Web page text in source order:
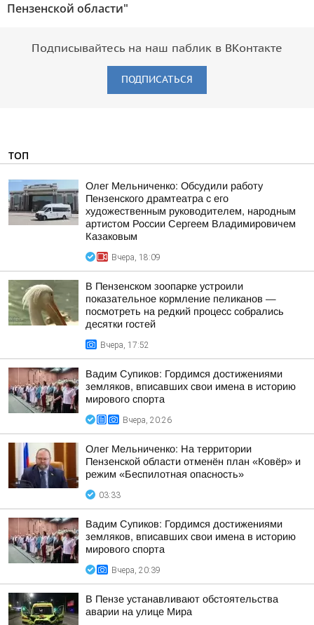
Пензенской области"
Подписывайтесь на наш паблик в ВКонтакте
ПОДПИСАТЬСЯ
ТОП
Олег Мельниченко: Обсудили работу
Пензенского драмтеатра с его
художественным руководителем, народным
артистом России Сергеем Владимировичем
Казаковым
Вчера, 18:09
В Пензенском зоопарке устроили
показательное кормление пеликанов —
посмотреть на редкий процесс собрались
десятки гостей
Вчера, 17:52
Вадим Супиков: Гордимся достижениями
земляков, вписавших свои имена в историю
мирового спорта
Вчера, 20:26
Олег Мельниченко: На территории
Пензенской области отменён план «Ковёр» и
режим «Беспилотная опасность»
03:33
Вадим Супиков: Гордимся достижениями
земляков, вписавших свои имена в историю
мирового спорта
Вчера, 20:39
В Пензе устанавливают обстоятельства
аварии на улице Мира